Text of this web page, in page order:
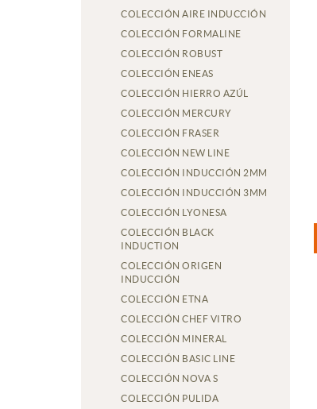
COLECCIÓN AIRE INDUCCIÓN
COLECCIÓN FORMALINE
COLECCIÓN ROBUST
COLECCIÓN ENEAS
COLECCIÓN HIERRO AZÚL
COLECCIÓN MERCURY
COLECCIÓN FRASER
COLECCIÓN NEW LINE
COLECCIÓN INDUCCIÓN 2MM
COLECCIÓN INDUCCIÓN 3MM
COLECCIÓN LYONESA
COLECCIÓN BLACK
INDUCTION
COLECCIÓN ORIGEN
INDUCCIÓN
COLECCIÓN ETNA
COLECCIÓN CHEF VITRO
COLECCIÓN MINERAL
COLECCIÓN BASIC LINE
COLECCIÓN NOVA S
COLECCIÓN PULIDA